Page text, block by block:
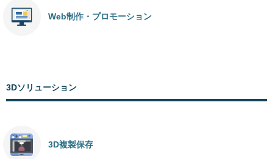
Web制作・プロモーション
3Dソリューション
3D複製保存